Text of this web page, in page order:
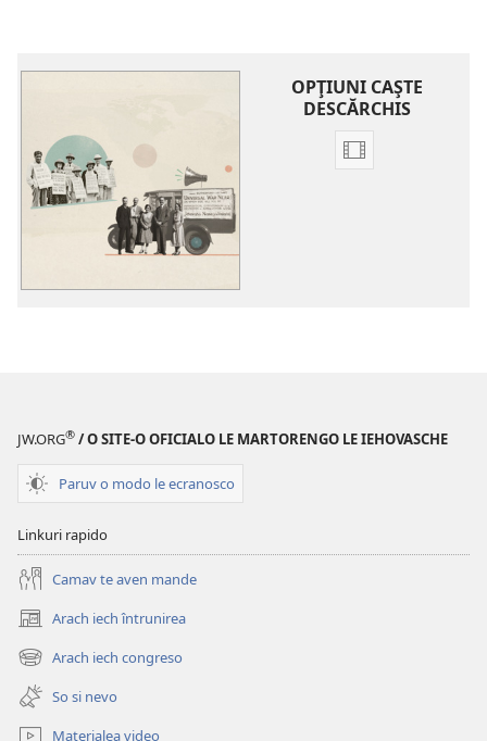
OPŢIUNI CAŞTE
DESCĂRCHIS
Opțiuni
ghiesa
JW.ORG® / O SITE-O OFICIALO LE MARTORENGO LE IEHOVASCHE
Paruv o modo le ecranosco
Linkuri rapido
Camav te aven mande
Arach iech întrunirea
(opens
new
window)
Arach iech congreso
(opens
new
window)
So si nevo
Materialea video